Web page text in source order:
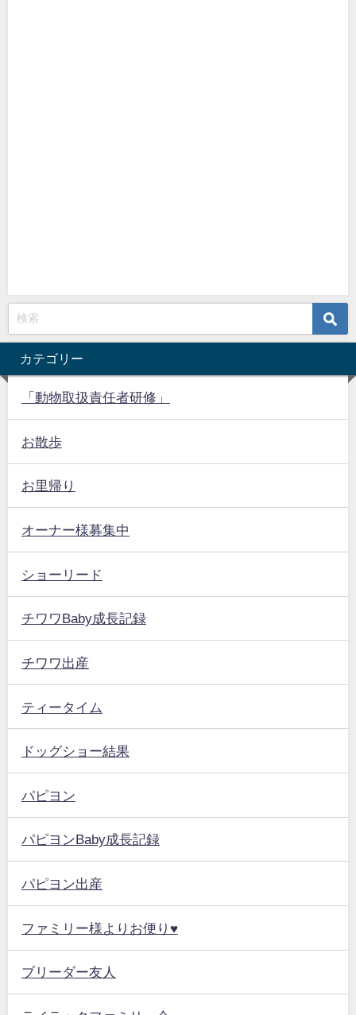
カテゴリー
「動物取扱責任者研修」
お散歩
お里帰り
オーナー様募集中
ショーリード
チワワBaby成長記録
チワワ出産
ティータイム
ドッグショー結果
パピヨン
パピヨンBaby成長記録
パピヨン出産
ファミリー様よりお便り♥
ブリーダー友人